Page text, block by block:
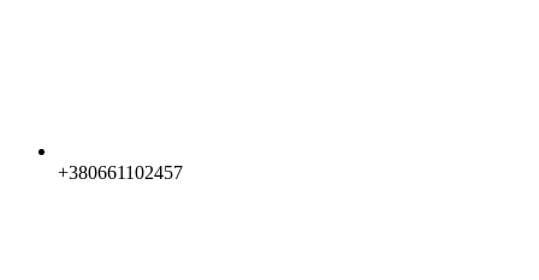
+380661102457